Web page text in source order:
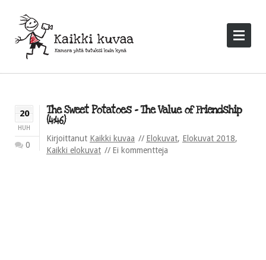
20
HUH
0
The Sweet Potatoes – The Value of Friendship
(4:46)
Kirjoittanut Kaikki kuvaa Elokuvat, Elokuvat 2018,
Kaikki elokuvat
Ei kommentteja